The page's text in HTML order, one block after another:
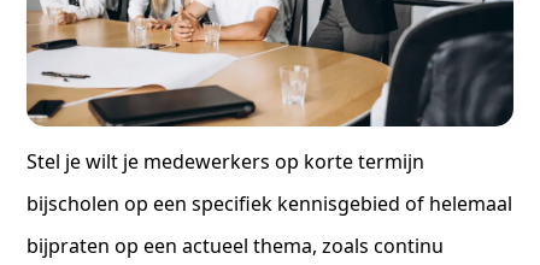
Stel je wilt je medewerkers op korte termijn
bijscholen op een specifiek kennisgebied of helemaal
bijpraten op een actueel thema, zoals continu